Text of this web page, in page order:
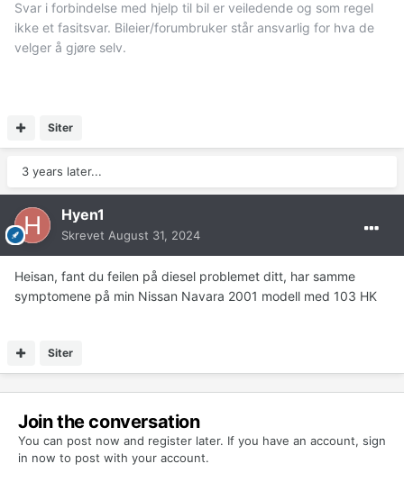
Siter
Svar i forbindelse med hjelp til bil er veiledende og som regel
ikke et fasitsvar. Bileier/forumbruker står ansvarlig for hva de
velger å gjøre selv.
3 years later...
Hyen1
Skrevet August 31, 2024
Heisan, fant du feilen på diesel problemet ditt, har samme
symptomene på min Nissan Navara 2001 modell med 103 HK
Siter
Join the conversation
You can post now and register later. If you have an account, sign
in now to post with your account.